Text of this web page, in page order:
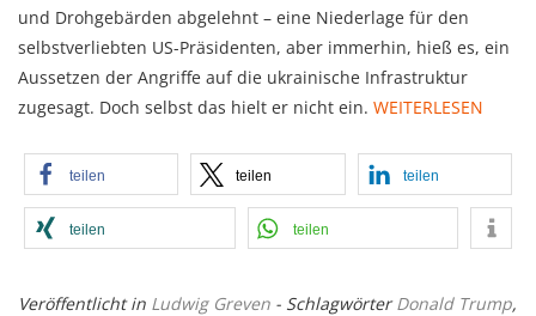
und Drohgebärden abgelehnt – eine Niederlage für den
selbstverliebten US-Präsidenten, aber immerhin, hieß es, ein
Aussetzen der Angriffe auf die ukrainische Infrastruktur
zugesagt. Doch selbst das hielt er nicht ein. WEITERLESEN
teilen teilen teilen
teilen teilen
Veröffentlicht in Ludwig Greven - SchlagwörterDonald Trump,